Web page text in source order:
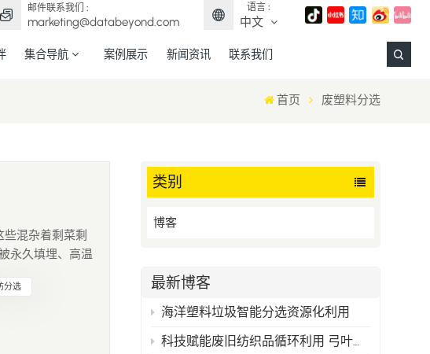
邮件联系我们 :
marketing@databeyond.com
语言 :
中文
Español
中文
集合导航 案例展示 新闻资讯 联系我们
首页 废塑料分选
类别
博客
最新博客
海洋塑料垃圾智能分选资源化利用
科技赋能废旧纺织品循环利用 弓叶科技打造精准分选新范式
混杂着剩菜剩
永久填埋、高温
填埋为...
分选